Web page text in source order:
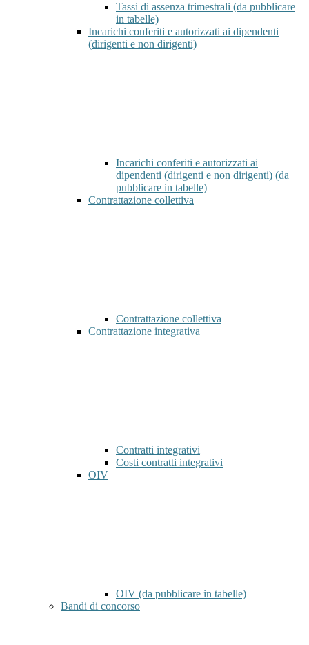
Tassi di assenza trimestrali (da pubblicare
in tabelle)
Incarichi conferiti e autorizzati ai dipendenti
(dirigenti e non dirigenti)
Incarichi conferiti e autorizzati ai
dipendenti (dirigenti e non dirigenti) (da
pubblicare in tabelle)
Contrattazione collettiva
Contrattazione collettiva
Contrattazione integrativa
Contratti integrativi
Costi contratti integrativi
OIV
OIV (da pubblicare in tabelle)
Bandi di concorso